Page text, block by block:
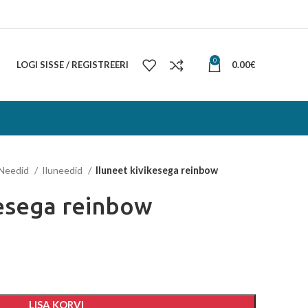
LOGI SISSE / REGISTREERI 0 0.00€
Iluneedid Iluneet kivikesega reinbow
reinbow
LISA KORVI